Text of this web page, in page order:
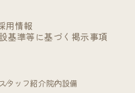
用情報
基準等に基づく掲示事項
スタッフ紹介院内設備